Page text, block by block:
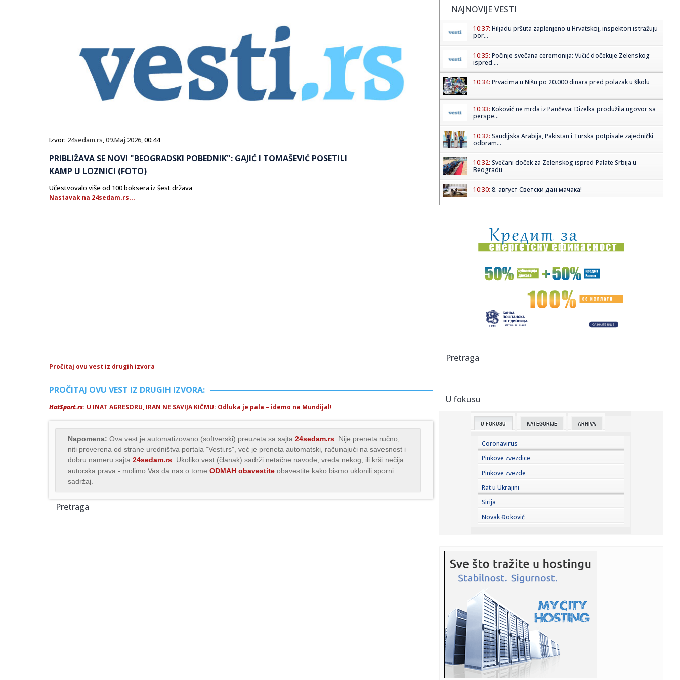
Izvor: 24sedam.rs,09.Maj.2026, 00:44
PRIBLIŽAVA SE NOVI "BEOGRADSKI POBEDNIK": GAJIĆ I TOMAŠEVIĆ POSETILI
KAMP U LOZNICI (FOTO)
Učestvovalo više od 100 boksera iz šest država
Nastavak na 24sedam.rs...
Pročitaj ovu vest iz drugih izvora
PROČITAJ OVU VEST IZ DRUGIH IZVORA:
HotSport.rs: U INAT AGRESORU, IRAN NE SAVIJA KIČMU: Odluka je pala – idemo na Mundijal!
Napomena: Ova vest je automatizovano (softverski) preuzeta sa sajta 24sedam.rs . Nije preneta ručno,
niti proverena od strane uredništva portala "Vesti.rs", već je preneta automatski, računajući na savesnost i
dobru nameru sajta 24sedam.rs . Ukoliko vest (članak) sadrži netačne navode, vređa nekog, ili krši nečija
autorska prava - molimo Vas da nas o tome ODMAH obavestite obavestite kako bismo uklonili sporni
sadržaj.
Pretraga
NAJNOVIJE VESTI
10:37: Hiljadu pršuta zaplenjeno u Hrvatskoj, inspektori istražuju
por...
10:35: Počinje svečana ceremonija: Vučić dočekuje Zelenskog
ispred ...
10:34: Prvacima u Nišu po 20.000 dinara pred polazak u školu
10:33: Koković ne mrda iz Pančeva: Dizelka produžila ugovor sa
perspe...
10:32: Saudijska Arabija, Pakistan i Turska potpisale zajednički
odbram...
10:32: Svečani doček za Zelenskog ispred Palate Srbija u
Beogradu
10:30: 8. август Светски дан мачака!
10:22:Škobalj: Situacija sa energetskim sistemom u regionu
veoma ozbil...
10:22:MASA o napadu na Filipovića: Vlast prešla na svakodnevno
fizi...
Kako smiriti psa kada dolaze gosti?
10:17:Nik Kejv održao koncert u Beogradu
knjiga?
10:15:
10:12:
VELIKI PREOKRET U ABA LIGI: Vojinović napušta regionalno
10:11:Ko je u pravu za rafineriju: Vučić upozorava na Dunav, NIS
ka...
10:11:Železničar "blindirao" Kokovića!
10:11:Počela specijalna operacija spasavanja: Potopljene dve
barže na...
10:09: Novi bilans migrantske tragedije: 141 migrant poginuo u
pokušaji...
10:08:
10:06:Kineski špijunski softver se proširio svetom: Prati i rutere
NA...
10:06:Ukrajinci se opraštaju od čoveka koji je dao ime
nepoznatim voj...
10:05:Vodostaj Dunava nastavlja da opada: Komšije u problemu
Pretraga
U fokusu
U FOKUSU KATEGORIJE ARHIVA
Coronavirus
Pinkove zvezdice
Pinkove zvezde
Rat u Ukrajini
Sirija
Novak Đoković